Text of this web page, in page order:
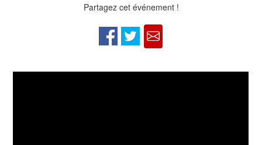
Partagez cet événement !